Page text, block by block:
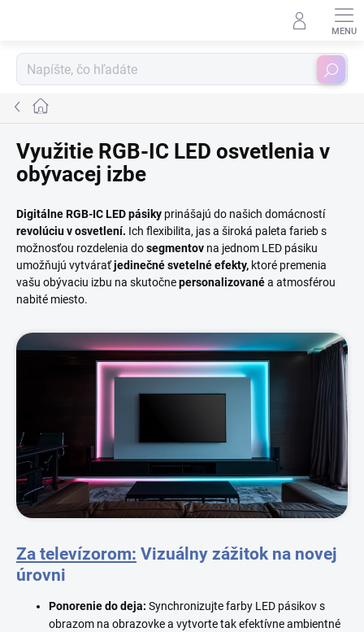
Hľadať
Domov
Využitie RGB-IC LED osvetlenia v
obývacej izbe
Digitálne RGB-IC LED pásiky prinášajú do našich domácností
revolúciu v osvetlení. Ich flexibilita, jas a široká paleta farieb s
možnosťou rozdelenia dosegmentov na jednom LED pásiku
umožňujú vytváraťjedinečné svetelné efekty, ktoré premenia
vašu obývaciu izbu na skutočnepersonalizovanéa atmosférou
nabité miesto.
Za televízorom: Vizuálny zážitok na novej
úrovni
Ponorenie do deja: Synchronizujte farby LED pásikov s
obrazom na obrazovke a vytvorte tak efektívne ambientné